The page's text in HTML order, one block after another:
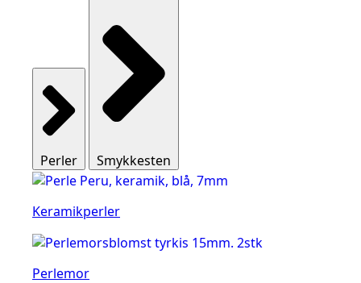
Perler Smykkesten
Keramikperler
Perlemor